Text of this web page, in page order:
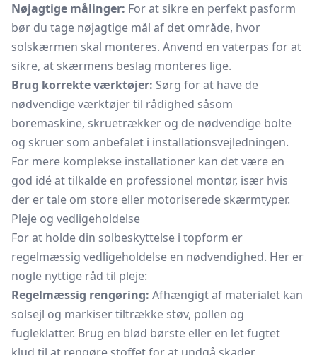
Nøjagtige målinger: For at sikre en perfekt pasform
bør du tage nøjagtige mål af det område, hvor
solskærmen skal monteres. Anvend en vaterpas for at
sikre, at skærmens beslag monteres lige.
Brug korrekte værktøjer: Sørg for at have de
nødvendige værktøjer til rådighed såsom
boremaskine, skruetrækker og de nødvendige bolte
og skruer som anbefalet i installationsvejledningen.
For mere komplekse installationer kan det være en
god idé at tilkalde en professionel montør, især hvis
der er tale om store eller motoriserede skærmtyper.
Pleje og vedligeholdelse
For at holde din solbeskyttelse i topform er
regelmæssig vedligeholdelse en nødvendighed. Her er
nogle nyttige råd til pleje:
Regelmæssig rengøring: Afhængigt af materialet kan
solsejl og markisertiltrække støv, pollen og
fugleklatter. Brug en blød børste eller en let fugtet